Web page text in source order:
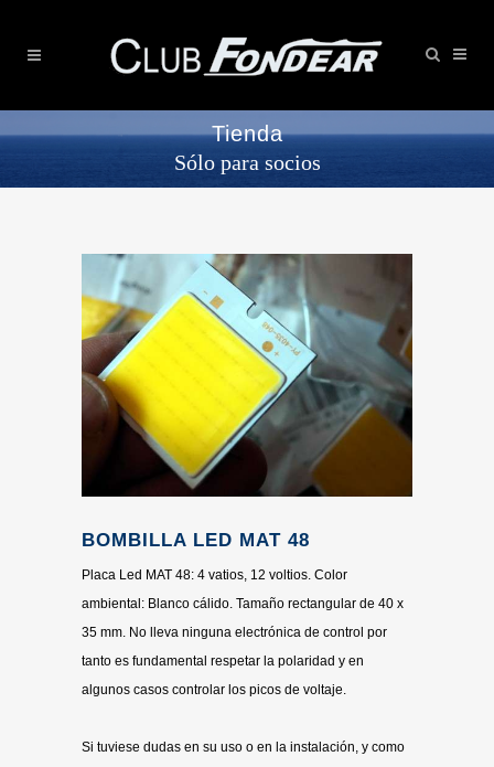
Tienda
Sólo para socios
BOMBILLA LED MAT 48
Placa Led MAT 48: 4 vatios, 12 voltios. Color
ambiental: Blanco cálido. Tamaño rectangular de 40 x
35 mm. No lleva ninguna electrónica de control por
tanto es fundamental respetar la polaridad y en
algunos casos controlar los picos de voltaje.
Si tuviese dudas en su uso o en la instalación, y como